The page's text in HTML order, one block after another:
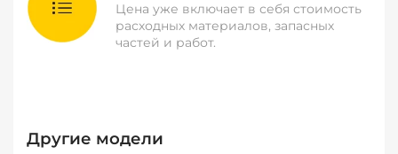
Цена уже включает в себя стоимость
расходных материалов, запасных
частей и работ.
Другие модели